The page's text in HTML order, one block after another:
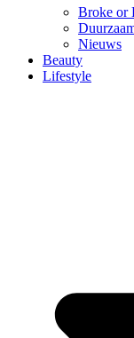
Broke or
Nieuws
Beauty
Lifestyle